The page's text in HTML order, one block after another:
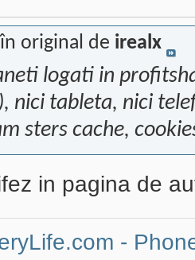
original de irealx
logati in
nici tableta, nici
sters cache,
in pagina de
-